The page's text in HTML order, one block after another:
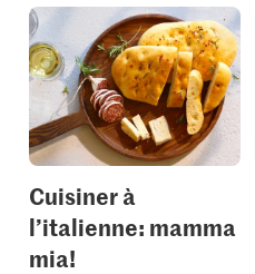
Cuisiner à
l’italienne: mamma
mia!